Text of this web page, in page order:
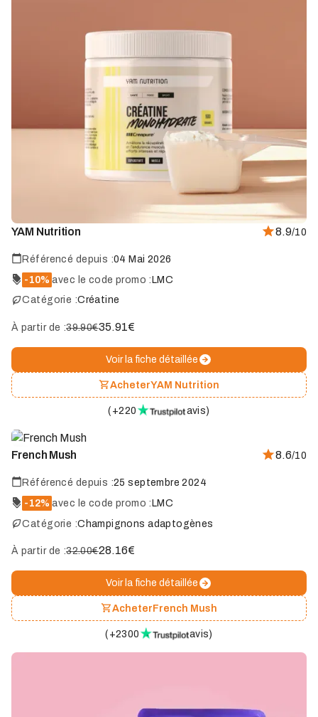
YAM Nutrition 8.9/10
Référencé depuis :04 Mai 2026
-10% avec le code promo :LMC
Catégorie :Créatine
À partir de :39.90€35.91€
Voir la fiche détaillée
AcheterYAM Nutrition
( +220 avis)
French Mush 8.6/10
Référencé depuis :25 septembre 2024
-12% avec le code promo :LMC
Catégorie :Champignons adaptogènes
À partir de :32.00€28.16€
Voir la fiche détaillée
AcheterFrench Mush
( +2300 avis)